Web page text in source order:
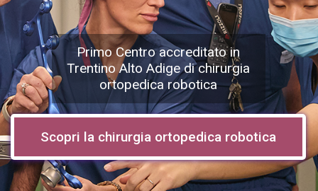
Scopri la chirurgia ortopedica robotica
Primo Centro accreditato in
Trentino Alto Adige di chirurgia
ortopedica robotica